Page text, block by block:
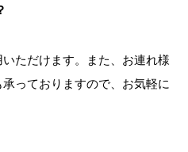
ただけます。また、お連れ様
っておりますので、お気軽に